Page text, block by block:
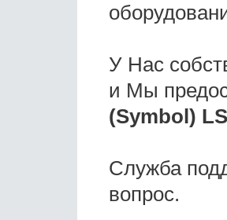
У Нас
и Мы
(Symbol)
Служба
вопрос.